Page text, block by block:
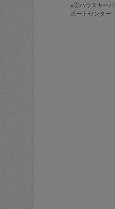
※①ハウスキーパ
ポートセンター